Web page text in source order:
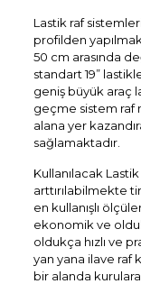
Lastik raf
profilden
50 cm arasında
standart 19”
geniş büyük araç
geçme sistem raf
alana yer
sağlamaktadır.
Kullanılacak
arttırılabilmekte
en kullanışlı
ekonomik ve
oldukça hızlı ve
yan yana ilave raf
bir alanda